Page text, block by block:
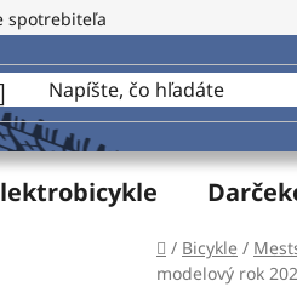
spotrebiteľa
Domov
/ Bicykle /
modelový rok